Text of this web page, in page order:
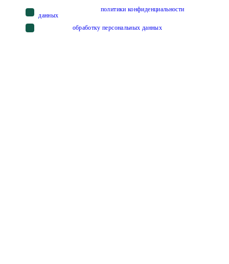
политики конфиденциальности
данных
обработку персональных данных